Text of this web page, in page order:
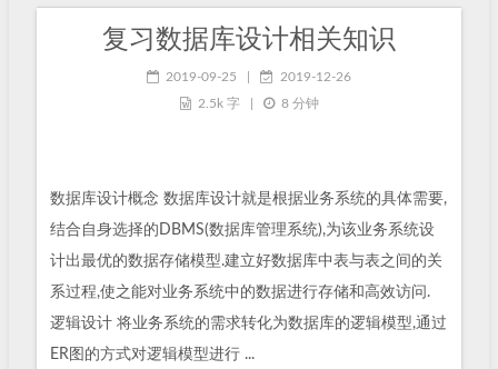
复习数据库设计相关知识
2019-09-25
2019-12-26
2.5k 字
8 分钟
数据库设计概念 数据库设计就是根据业务系统的具体需要,
结合自身选择的DBMS(数据库管理系统),为该业务系统设
计出最优的数据存储模型.建立好数据库中表与表之间的关
系过程,使之能对业务系统中的数据进行存储和高效访问.
逻辑设计 将业务系统的需求转化为数据库的逻辑模型,通过
ER图的方式对逻辑模型进行 ...